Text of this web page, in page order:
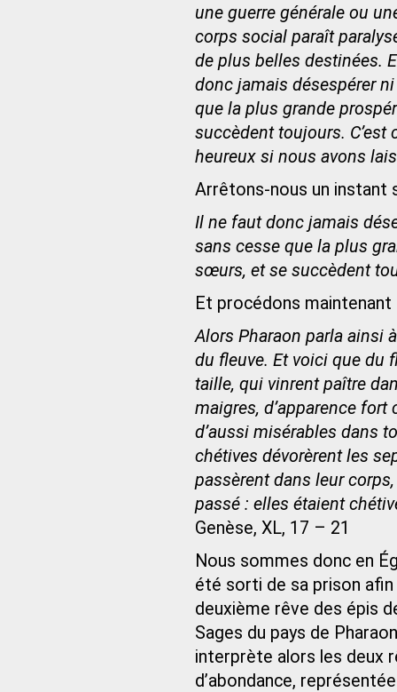
une guerre générale ou
corps social paraît
de plus belles destinées.
donc jamais désespérer
que la plus grande
succèdent toujours.
heureux si nous avons
Arrêtons-nous un instant
Il ne faut donc jamais
sans cesse que la plus
sœurs, et se succèdent
Et procédons
Alors Pharaon parla ainsi
du fleuve. Et voici que du
taille, qui vinrent paître
maigres, d’apparence fort
d’aussi misérables dans
chétives dévorèrent les
passèrent dans leur
passé : elles étaient
Genèse, XL, 17 – 21
Nous sommes donc en
été sorti de sa prison afin
deuxième rêve des épis
Sages du pays de
interprète alors les deux
d’abondance,